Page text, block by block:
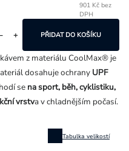
901 Kč bez
DPH
Tabulka velikostí
PŘIDAT DO KOŠÍKU
z materiálu CoolMax® je
dosahuje ochrany UPF
se na sport, běh, cyklistiku,
vrstva v chladnějším počasí.